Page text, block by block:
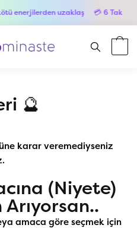
uzaklaş 💳 6 Taksit
🔮
karar veremediyseniz
(Niyete)
amaca göre seçmek için